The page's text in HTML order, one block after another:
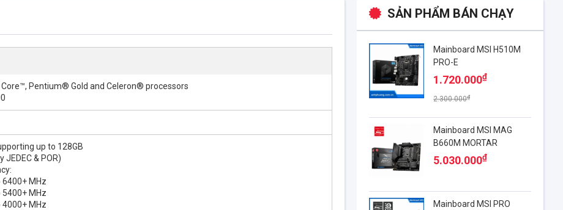
Pentium® Gold and Celeron® processors
up to 128GB
JEDEC & POR)
6400+ MHz
5400+ MHz
4000+ MHz
SẢN PHẨM BÁN CHẠY
Mainboard MSI H510M
PRO-E
1.720.000₫
2.300.000₫
Mainboard MSI MAG
B660M MORTAR
5.030.000₫
Mainboard MSI PRO